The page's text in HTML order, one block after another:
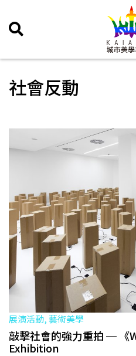
社會反動
展演活動, 藝術美學
敲擊社會的強力重拍 ─ 《
Exhibition